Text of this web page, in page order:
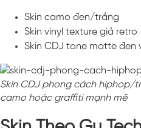
Skin camo đen/trắng
Skin vinyl texture giả retro
Skin CDJ tone matte đen
Skin CDJ phong cách hiphop/
camo hoặc graffiti mạnh mẽ